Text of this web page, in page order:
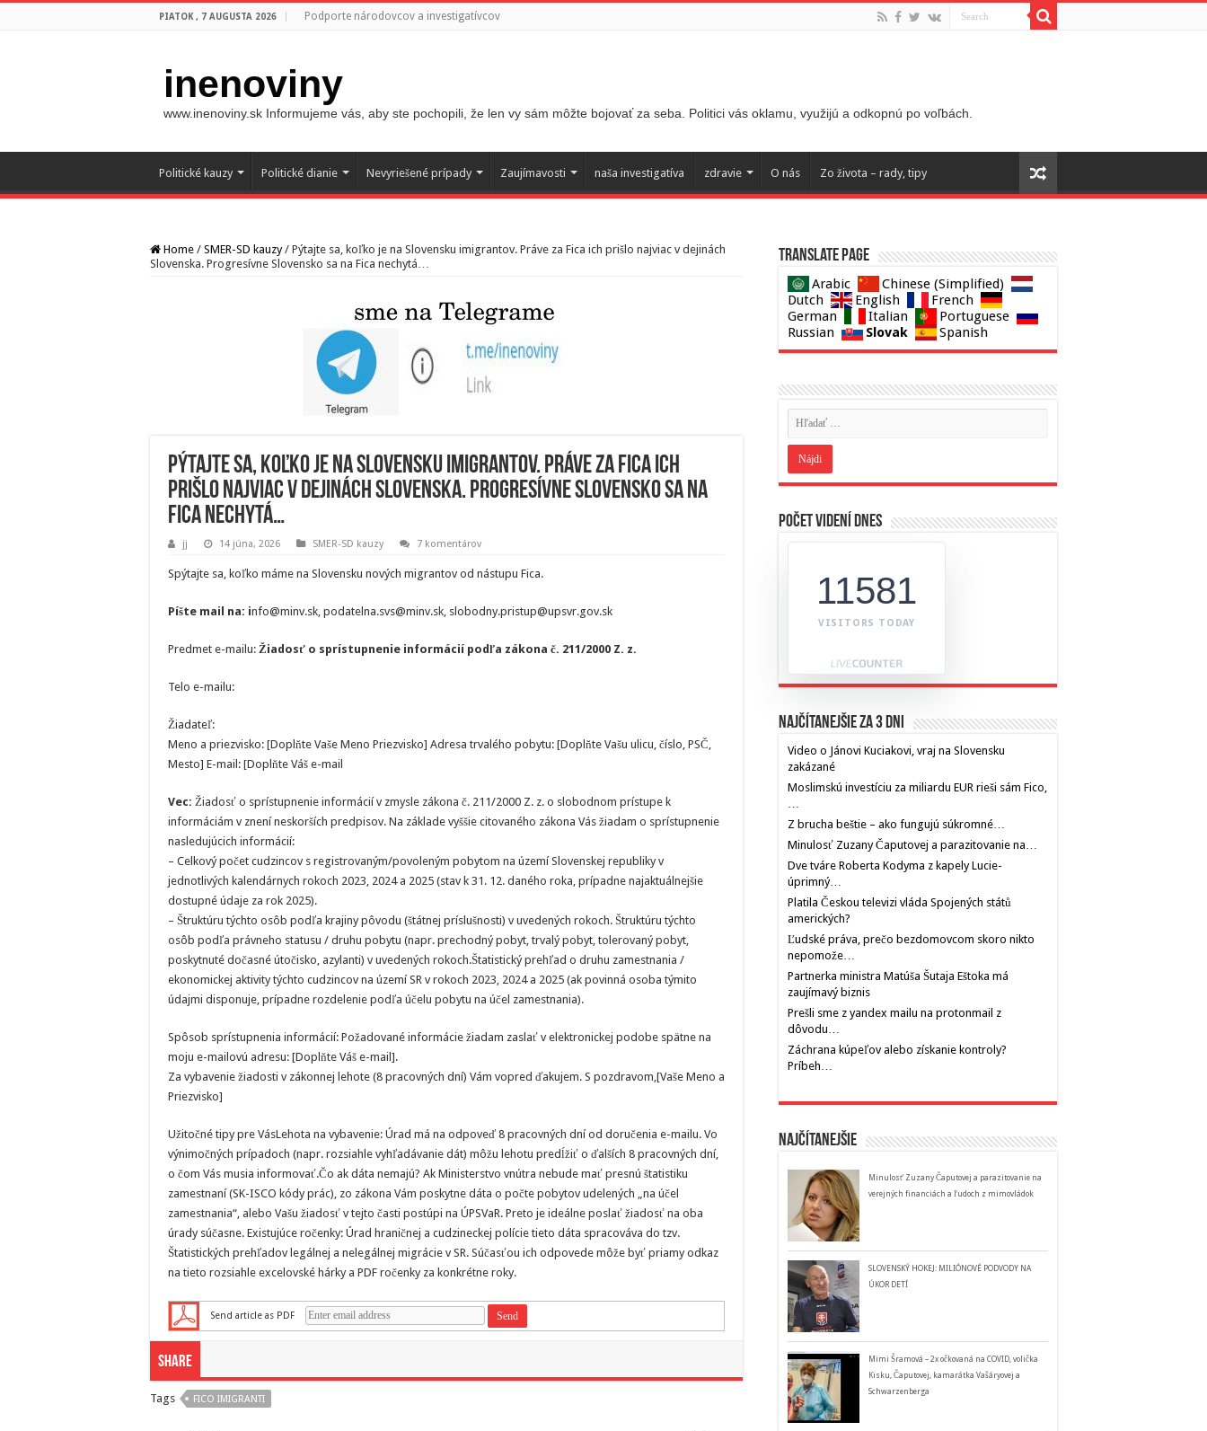
PIATOK , 7 AUGUSTA 2026 Podporte národovcov a investigatívcov
inenoviny
www.inenoviny.sk Informujeme vás, aby ste pochopili, že len vy sám môžte bojovať za seba. Politici vás oklamu, využijú a odkopnú po voľbách.
Politické kauzy Politické dianie Nevyriešené prípady Zaujímavosti naša investigatíva zdravie O nás Zo života – rady, tipy
Home / SMER-SD kauzy / Pýtajte sa, koľko je na Slovensku imigrantov. Práve za Fica ich prišlo najviac v dejinách
Slovenska. Progresívne Slovensko sa na Fica nechytá…
Pýtajte sa, koľko je na Slovensku imigrantov. Práve za Fica ich
prišlo najviac v dejinách Slovenska. Progresívne Slovensko sa na
Fica nechytá…
jj 14 júna, 2026 SMER-SD kauzy 7 komentárov
Spýtajte sa, koľko máme na Slovensku nových migrantov od nástupu Fica.
Píšte mail na: info@minv.sk, podatelna.svs@minv.sk, slobodny.pristup@upsvr.gov.sk
Predmet e-mailu: Žiadosť o sprístupnenie informácií podľa zákona č. 211/2000 Z. z.
Telo e-mailu:
Žiadateľ:
Meno a priezvisko: [Doplňte Vaše Meno Priezvisko] Adresa trvalého pobytu: [Doplňte Vašu ulicu, číslo, PSČ,
Mesto] E-mail: [Doplňte Váš e-mail
Vec: Žiadosť o sprístupnenie informácií v zmysle zákona č. 211/2000 Z. z. o slobodnom prístupe k
informáciám v znení neskorších predpisov. Na základe vyššie citovaného zákona Vás žiadam o sprístupnenie
nasledujúcich informácií:
– Celkový počet cudzincov s registrovaným/povoleným pobytom na území Slovenskej republiky v
jednotlivých kalendárnych rokoch 2023, 2024 a 2025 (stav k 31. 12. daného roka, prípadne najaktuálnejšie
dostupné údaje za rok 2025).
– Štruktúru týchto osôb podľa krajiny pôvodu (štátnej príslušnosti) v uvedených rokoch. Štruktúru týchto
osôb podľa právneho statusu / druhu pobytu (napr. prechodný pobyt, trvalý pobyt, tolerovaný pobyt,
poskytnuté dočasné útočisko, azylanti) v uvedených rokoch.Štatistický prehľad o druhu zamestnania /
ekonomickej aktivity týchto cudzincov na území SR v rokoch 2023, 2024 a 2025 (ak povinná osoba týmito
údajmi disponuje, prípadne rozdelenie podľa účelu pobytu na účel zamestnania).
Spôsob sprístupnenia informácií: Požadované informácie žiadam zaslať v elektronickej podobe spätne na
moju e-mailovú adresu: [Doplňte Váš e-mail].
Za vybavenie žiadosti v zákonnej lehote (8 pracovných dní) Vám vopred ďakujem. S pozdravom,[Vaše Meno a
Priezvisko]
Užitočné tipy pre VásLehota na vybavenie: Úrad má na odpoveď 8 pracovných dní od doručenia e-mailu. Vo
výnimočných prípadoch (napr. rozsiahle vyhľadávanie dát) môžu lehotu predĺžiť o ďalších 8 pracovných dní,
o čom Vás musia informovať.Čo ak dáta nemajú? Ak Ministerstvo vnútra nebude mať presnú štatistiku
zamestnaní (SK-ISCO kódy prác), zo zákona Vám poskytne dáta o počte pobytov udelených „na účel
zamestnania“, alebo Vašu žiadosť v tejto časti postúpi na ÚPSVaR. Preto je ideálne poslať žiadosť na oba
úrady súčasne. Existujúce ročenky: Úrad hraničnej a cudzineckej polície tieto dáta spracováva do tzv.
Štatistických prehľadov legálnej a nelegálnej migrácie v SR. Súčasťou ich odpovede môže byť priamy odkaz
na tieto rozsiahle excelovské hárky a PDF ročenky za konkrétne roky.
Send article as PDF
Share
Tags FICO IMIGRANTI
Translate page
Arabic
Chinese (Simplified)
Dutch
English
French
German
Italian
Portuguese
Russian
Slovak Spanish
Počet videní dnes
11581
VISITORS TODAY
Najčítanejšie za 3 dni
Video o Jánovi Kuciakovi, vraj na Slovensku
zakázané
Moslimskú investíciu za miliardu EUR rieši sám Fico,
…
Z brucha beštie – ako fungujú súkromné…
Minulosť Zuzany Čaputovej a parazitovanie na…
Dve tváre Roberta Kodyma z kapely Lucie-
úprimný…
Platila Českou televizi vláda Spojených států
amerických?
Ľudské práva, prečo bezdomovcom skoro nikto
nepomože…
Partnerka ministra Matúša Šutaja Eštoka má
zaujímavý biznis
Prešli sme z yandex mailu na protonmail z
dôvodu…
Záchrana kúpeľov alebo získanie kontroly?
Príbeh…
Najčítanejšie
Minulosť Zuzany Čaputovej a parazitovanie na
verejných financiách a ľudoch z mimovládok
SLOVENSKÝ HOKEJ: MILIÓNOVÉ PODVODY NA
ÚKOR DETÍ
Mimi Šramová – 2x očkovaná na COVID, volička
Kisku, Čaputovej, kamarátka Vašáryovej a
Schwarzenberga